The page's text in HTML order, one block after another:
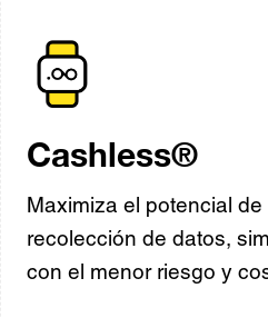
Cashless®
Maximiza el potencial
recolección de datos,
con el menor riesgo y